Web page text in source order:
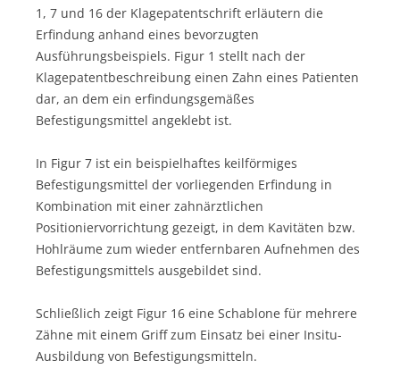
1, 7 und 16 der Klagepatentschrift erläutern die
Erfindung anhand eines bevorzugten
Ausführungsbeispiels. Figur 1 stellt nach der
Klagepatentbeschreibung einen Zahn eines Patienten
dar, an dem ein erfindungsgemäßes
Befestigungsmittel angeklebt ist.
In Figur 7 ist ein beispielhaftes keilförmiges
Befestigungsmittel der vorliegenden Erfindung in
Kombination mit einer zahnärztlichen
Positioniervorrichtung gezeigt, in dem Kavitäten bzw.
Hohlräume zum wieder entfernbaren Aufnehmen des
Befestigungsmittels ausgebildet sind.
Schließlich zeigt Figur 16 eine Schablone für mehrere
Zähne mit einem Griff zum Einsatz bei einer Insitu-
Ausbildung von Befestigungsmitteln.